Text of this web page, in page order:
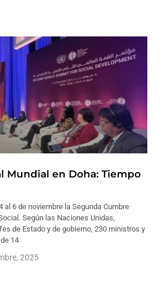
Mundial en Doha: Tiempo
al 6 de noviembre la Segunda Cumbre
Según las Naciones Unidas,
de Estado y de gobierno, 230 ministros y
14
2025